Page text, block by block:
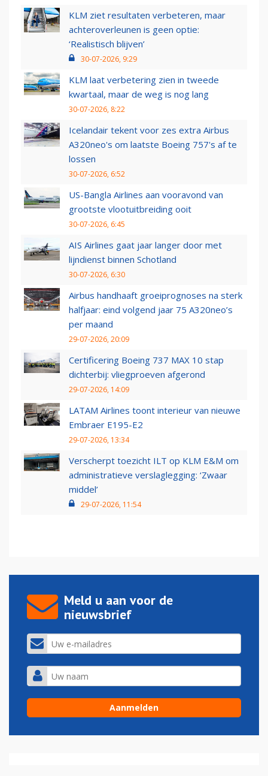
KLM ziet resultaten verbeteren, maar
achteroverleunen is geen optie:
‘Realistisch blijven’
30-07-2026, 9:29
KLM laat verbetering zien in tweede
kwartaal, maar de weg is nog lang
30-07-2026, 8:22
Icelandair tekent voor zes extra Airbus
A320neo's om laatste Boeing 757's af te
lossen
30-07-2026, 6:52
US-Bangla Airlines aan vooravond van
grootste vlootuitbreiding ooit
30-07-2026, 6:45
AIS Airlines gaat jaar langer door met
lijndienst binnen Schotland
30-07-2026, 6:30
Airbus handhaaft groeiprognoses na sterk
halfjaar: eind volgend jaar 75 A320neo’s
per maand
29-07-2026, 20:09
Certificering Boeing 737 MAX 10 stap
dichterbij: vliegproeven afgerond
29-07-2026, 14:09
LATAM Airlines toont interieur van nieuwe
Embraer E195-E2
29-07-2026, 13:34
Verscherpt toezicht ILT op KLM E&M om
administratieve verslaglegging: ‘Zwaar
middel’
29-07-2026, 11:54
Meld u aan voor de
nieuwsbrief